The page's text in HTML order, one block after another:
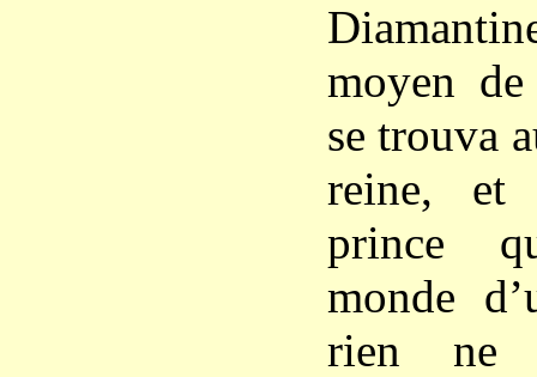
moyen
se trouva
reine, et
prince
monde
rien ne